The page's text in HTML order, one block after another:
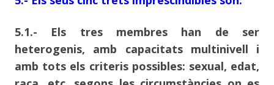
5.1.- Els tres membres han de ser
heterogenis, amb capacitats multinivell i
amb tots els criteris possibles: sexual, edat,